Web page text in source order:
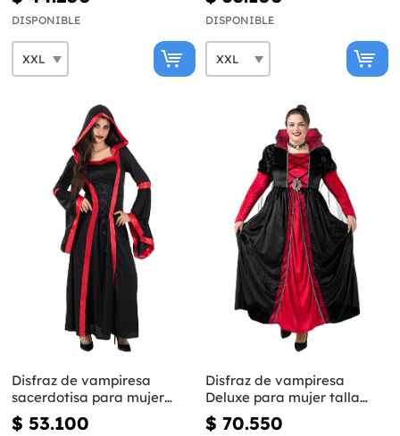
DISPONIBLE DISPONIBLE
Disfraz de vampiresa
sacerdotisa para mujer
talla grande
$ 53.100
Disfraz de vampiresa
Deluxe para mujer talla
grande
$ 70.550